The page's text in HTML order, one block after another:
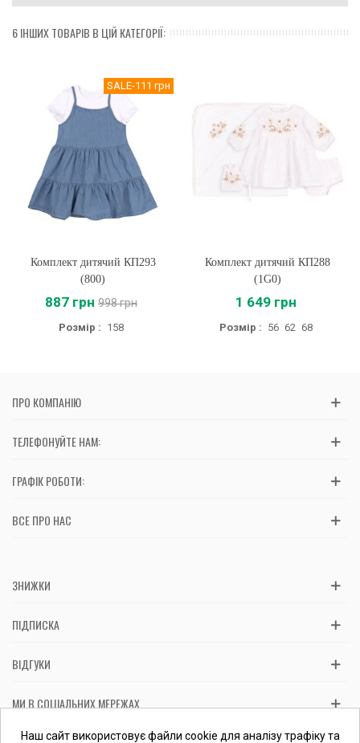
6 ІНШИХ ТОВАРІВ В ЦІЙ КАТЕГОРІЇ:
SALE-111 грн
Комплект дитячий КП293
(800)
887 грн 998 грн
Розмір : 158
Комплект дитячий КП288
(1G0)
1 649 грн
Розмір : 56 62 68
ПРО КОМПАНІЮ
ТЕЛЕФОНУЙТЕ НАМ:
ГРАФІК РОБОТИ:
ВСЕ ПРО НАС
ЗНИЖКИ
ПІДПИСКА
ВІДГУКИ
МИ В СОЦІАЛЬНИХ МЕРЕЖАХ
Вас обслуговує: ФОП Косташ С.І., номер запису в ЄДР 2 673 000
Наш сайт використовує файли cookie для аналізу трафіку та